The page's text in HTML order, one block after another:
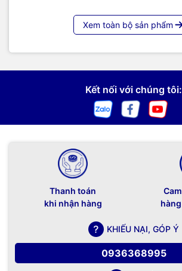
Xem toàn bộ sản phẩm
Kết nối với chúng tôi:
Thanh toán
khi nhận hàng
KHIẾU NẠI, GÓP Ý
0936368995